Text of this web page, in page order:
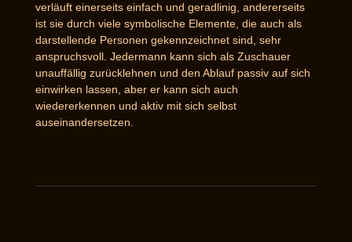
verläuft einerseits einfach und geradlinig, andererseits
ist sie durch viele symbolische Elemente, die auch als
darstellende Personen gekennzeichnet sind, sehr
anspruchsvoll. Jedermann kann sich als Zuschauer
unauffällig zurücklehnen und den Ablauf passiv auf sich
einwirken lassen, aber er kann sich auch
wiedererkennen und aktiv mit sich selbst
auseinandersetzen.